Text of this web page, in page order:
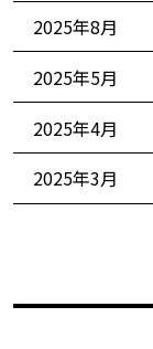
2025年8月
2025年5月
2025年4月
2025年3月